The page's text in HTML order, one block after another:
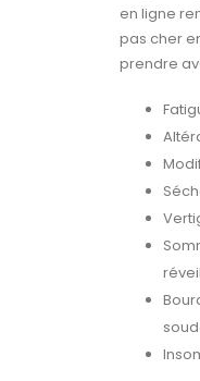
en ligne
pas cher
prendre